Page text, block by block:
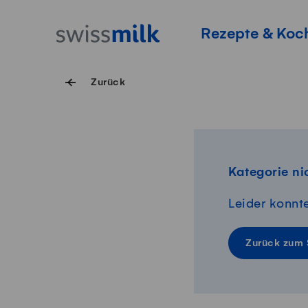
StartseiteHauptnavigation
Rezepte &
Zurück
Kategorie
Leider
Zurück zum